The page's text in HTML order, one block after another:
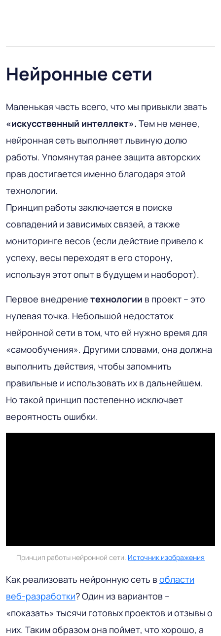
Нейронные сети
Маленькая часть всего, что мы привыкли звать
«искусственный интеллект». Тем не менее,
нейронная сеть выполняет львиную долю
работы. Упомянутая ранее защита авторских
прав достигается именно благодаря этой
технологии.
Принцип работы заключается в поиске
совпадений и зависимых связей, а также
мониторинге весов (если действие привело к
успеху, весы переходят в его сторону,
используя этот опыт в будущем и наоборот).
Первое внедрение технологии в проект – это
нулевая точка. Небольшой недостаток
нейронной сети в том, что ей нужно время для
«самообучения». Другими словами, она должна
выполнить действия, чтобы запомнить
правильные и использовать их в дальнейшем.
Но такой принцип постепенно исключает
вероятность ошибки.
Принцип работы нейронной сети. Источник изображения
Как реализовать нейронную сеть в области
веб-разработки? Один из вариантов –
«показать» тысячи готовых проектов и отзывы о
них. Таким образом она поймет, что хорошо, а